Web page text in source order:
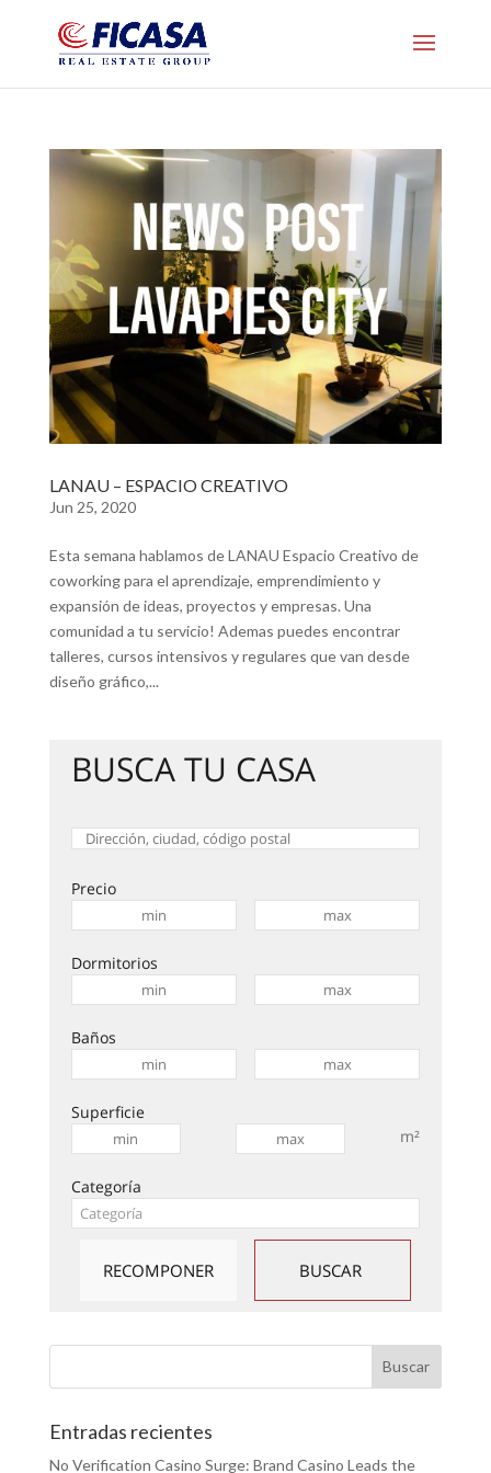
LANAU – ESPACIO CREATIVO
Jun 25, 2020
Esta semana hablamos de LANAU Espacio Creativo de
coworking para el aprendizaje, emprendimiento y
expansión de ideas, proyectos y empresas. Una
comunidad a tu servicio! Ademas puedes encontrar
talleres, cursos intensivos y regulares que van desde
diseño gráfico,...
BUSCA TU CASA
Precio
Dormitorios
Baños
Superficie
m²
Categoría
Entradas recientes
No Verification Casino Surge: Brand Casino Leads the